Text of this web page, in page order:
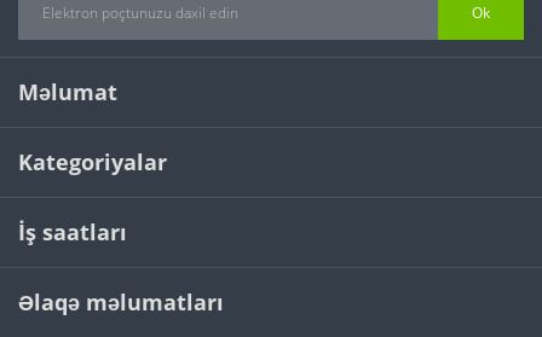
Ok
Məlumat
Kategoriyalar
İş saatları
Əlaqə məlumatları